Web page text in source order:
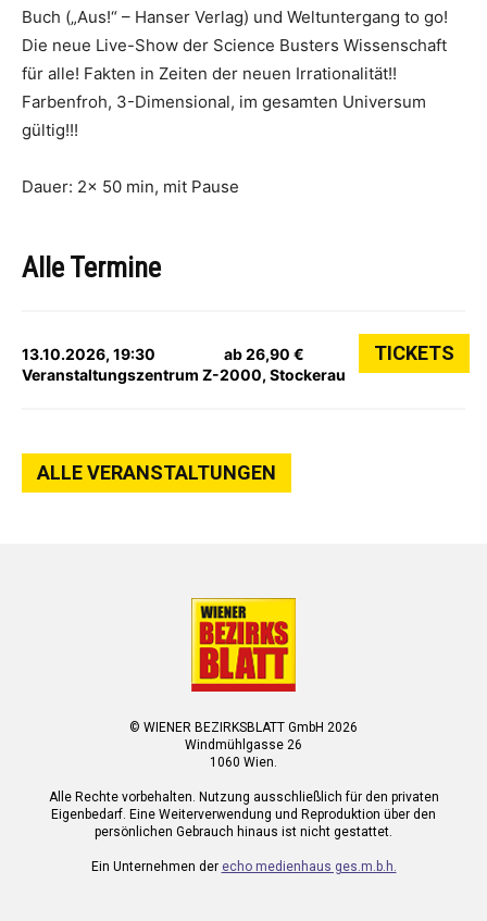
Buch („Aus!“ – Hanser Verlag) und Weltuntergang to go!
Die neue Live-Show der Science Busters Wissenschaft
für alle! Fakten in Zeiten der neuen Irrationalität!!
Farbenfroh, 3-Dimensional, im gesamten Universum
gültig!!!
Dauer: 2x 50 min, mit Pause
Alle Termine
13.10.2026, 19:30
Veranstaltungszentrum Z-2000, Stockerau
ab 26,90 € TICKETS
ALLE VERANSTALTUNGEN
© WIENER BEZIRKSBLATT GmbH 2026
Windmühlgasse 26
1060 Wien.
Alle Rechte vorbehalten. Nutzung ausschließlich für den privaten
Eigenbedarf. Eine Weiterverwendung und Reproduktion über den
persönlichen Gebrauch hinaus ist nicht gestattet.
Ein Unternehmen der echo medienhaus ges.m.b.h.